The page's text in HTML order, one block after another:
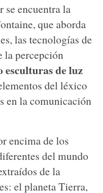
encuentra la
que aborda
las tecnologías de
la percepción
esculturas de luz
del léxico
en la comunicación
encima de los
del mundo
de la
el planeta Tierra,